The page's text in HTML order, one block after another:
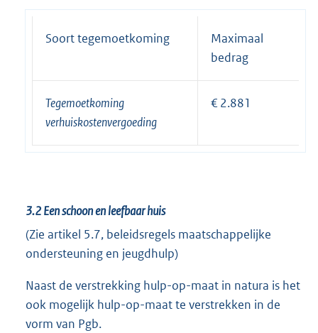
Soort tegemoetkoming
Maximaal
bedrag
Tegemoetkoming
verhuiskostenvergoeding
€ 2.881
3.2Een schoon en leefbaar huis
(Zie artikel 5.7, beleidsregels maatschappelijke
ondersteuning en jeugdhulp)
Naast de verstrekking hulp-op-maat in natura is het
ook mogelijk hulp-op-maat te verstrekken in de
vorm van Pgb.